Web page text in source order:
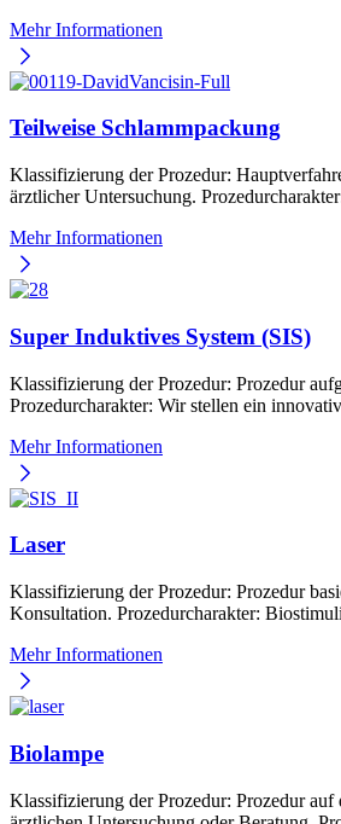
Mehr Informationen
Teilweise Schlammpackung
Klassifizierung der Prozedur:
ärztlicher Untersuchung.
Mehr Informationen
Super Induktives System (SIS)
Klassifizierung der Prozedur: Prozedur
Prozedurcharakter: Wir stellen ein
Mehr Informationen
Laser
Klassifizierung der Prozedur: Prozedur
Konsultation. Prozedurcharakter:
Mehr Informationen
Biolampe
Klassifizierung der Prozedur: Prozedur auf